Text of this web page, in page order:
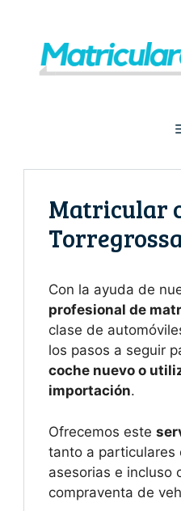
contenido
Matricular
Con la ayuda de
profesional de
clase de
los pasos a seguir
coche nuevo o
importación.
Ofrecemos este
tanto a particulares
asesorias e incluso
compraventa de